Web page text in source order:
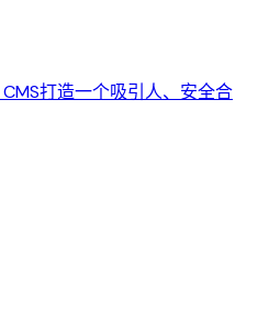
打造一个吸引人、安全合